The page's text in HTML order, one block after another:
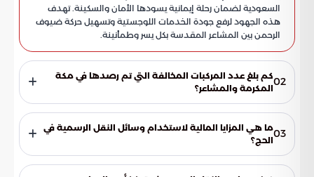
السعودية لضمان رحلة إيمانية يسودها الأمان والسكينة. تهدف
هذه الجهود لرفع جودة الخدمات اللوجستية وتسهيل حركة ضيوف
الرحمن بين المشاعر المقدسة بكل يسر وطمأنينة.
02كم بلغ عدد المركبات المخالفة التي تم رصدها في مكة
المكرمة والمشاعر؟
عن رصد وحجز 1047 مركبة مخالفة. كانت هذه المركبات تعمل
بطريقة غير نظامية، مما استوجب اتخاذ إجراءات صارمة تجاهها03ما هي المزايا المالية لاستخدام وسائل النقل الرسمية في
الحج؟